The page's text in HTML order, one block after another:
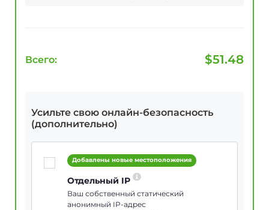
Всего: $51.48
Усильте свою онлайн-безопасность
(дополнительно)
Добавлены новые местоположения
Отдельный IP
Ваш собственный статический
анонимный IP-адрес